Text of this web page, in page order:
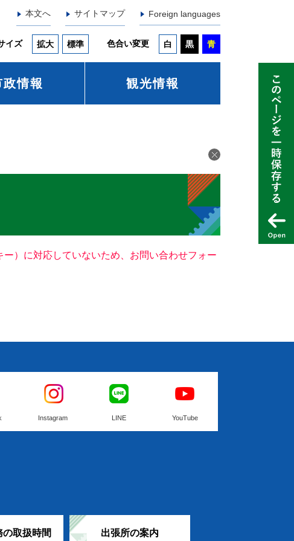
本文へ サイトマップ Foreign languages
イズ 拡大 標準 色合い変更 白 黒 青
政情報 観光情報
）に対応していないため、お問い合わせフォー
Instagram LINE YouTube
取扱時間 出張所の案内